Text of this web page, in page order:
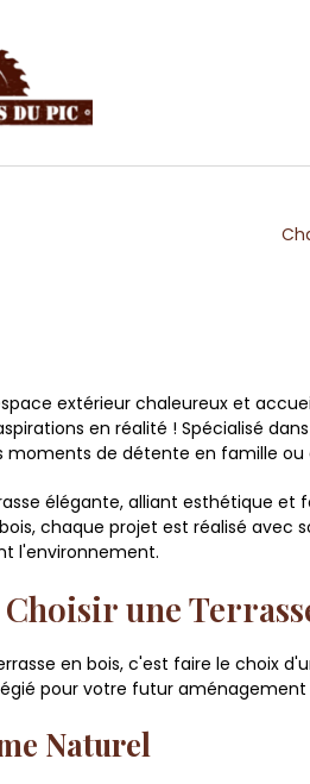
extérieur chaleureux et
en réalité ! Spécialisé
moments de détente en famille ou
élégante, alliant esthétique et
chaque projet est réalisé avec
l'environnement.
une
en bois, c'est faire le choix
pour votre futur aménagement
Naturel